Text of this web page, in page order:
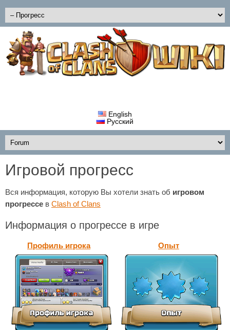
English
Русский
Игровой прогресс
Вся информация, которую Вы хотели знать об игровом
прогрессе в Clash of Clans
Информация о прогрессе в игре
Профиль игрока Опыт